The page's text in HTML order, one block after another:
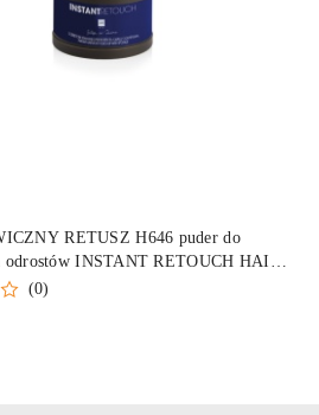
RETUSZ H646 puder do
odrostów INSTANT RETOUCH HAIR
blond
(0)
DO KOSZYKA